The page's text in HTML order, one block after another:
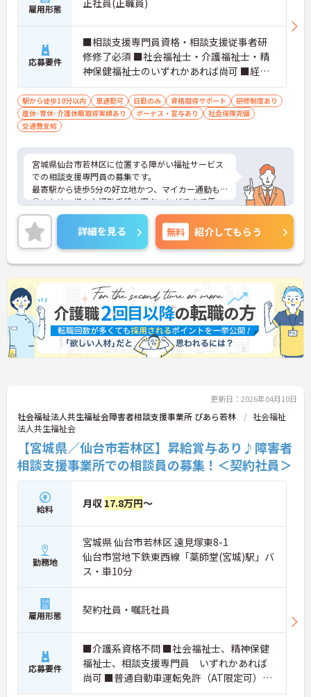
雇用形態 正社員(正職員)
応募要件
■相談支援専門員資格・相談支援従事者研
修修了必須 ■社会福祉士・介護福祉士・精
神保健福祉士のいずれかあれば尚可 ■経
験：以下すべて必須項目 ○相談支援従事者
初任者研修受講済みの方、または研修受講
要件を満たしている方（一定の実務経験が
祉サービスに関する知識必須 ■基本的なPC
操作：Word,Excelでの文書作成・記録管理
■普通自動車運転免許必須（AT限定可）
駅から徒歩10分以内 車通勤可 日勤のみ 資格取得サポート
研修制度あり
産休･育休･介護休暇取得実績あり
ボーナス・賞与あり
社会保険完備
交通費支給
宮城県仙台市若林区に位置する障がい福祉サービス
での相談支援専門員の募集です。
最寄駅から徒歩5分の好立地かつ、マイカー通勤も
◎のため、様々な通勤手段を選ぶことができて便
利！
日勤のみのためプライベートの予定も立てやすく、
両立が可能！
ご興味のある方はご面接のポイントをお伝えいたし
ますので、お気軽にご相談ください。
詳細を見る 無料 紹介してもらう
更新日：2026年04月10日
社会福祉法人共生福祉会障害者相談支援事業所 ぴあら若林
社会福祉
法人共生福祉会
【宮城県／仙台市若林区】昇給賞与あり♪障害者
相談支援事業所での相談員の募集！＜契約社員＞
給料 月収 17.8万円～
勤務地
宮城県 仙台市若林区 遠見塚東8-1
仙台市営地下鉄東西線「薬師堂(宮城)駅」バ
ス・車10分
雇用形態 契約社員・嘱託社員
応募要件
■介護系資格不問 ■社会福祉士、精神保健
福祉士、相談支援専門員 いずれかあれば
尚可 ■普通自動車運転免許（AT限定可）必
須 ■経験不問 ■相談員経験あれば尚可